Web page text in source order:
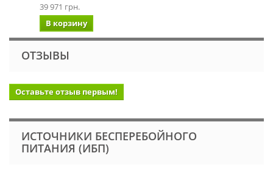
39 971 грн.
В корзину
ОТЗЫВЫ
Оставьте отзыв первым!
ИСТОЧНИКИ БЕСПЕРЕБОЙНОГО
ПИТАНИЯ (ИБП)